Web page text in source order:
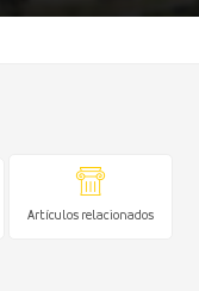
Artículos relacionados